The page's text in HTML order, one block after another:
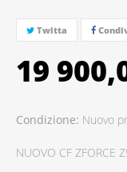
Twitta
19
Condizione: Nuovo
NUOVO CF ZFORCE